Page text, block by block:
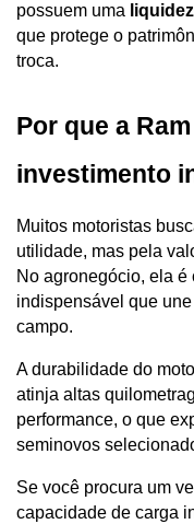
possuem uma
que protege o
troca.
Por que a
investimento
Muitos motoristas
utilidade, mas pela
No agronegócio, ela é
indispensável que
campo.
A durabilidade do
atinja altas
performance, o que
seminovos
Se você procura um
capacidade de carga